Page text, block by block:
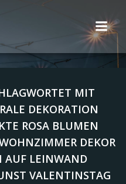
MIT
DEKORATION
ROSA BLUMEN
DEKOR
AUF LEINWAND
VALENTINSTAG